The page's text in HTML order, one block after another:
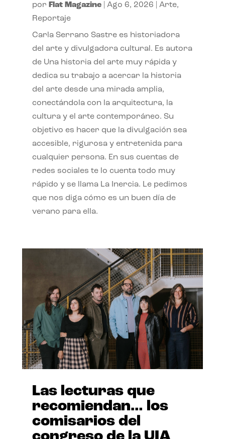
por Flat Magazine| Ago 6, 2026 Arte,
Reportaje
Carla Serrano Sastre es historiadora
del arte y divulgadora cultural. Es autora
de Una historia del arte muy rápida y
dedica su trabajo a acercar la historia
del arte desde una mirada amplia,
conectándola con la arquitectura, la
cultura y el arte contemporáneo. Su
objetivo es hacer que la divulgación sea
accesible, rigurosa y entretenida para
cualquier persona. En sus cuentas de
redes sociales te lo cuenta todo muy
rápido y se llama La Inercia. Le pedimos
que nos diga cómo es un buen día de
verano para ella.
Las lecturas que
recomiendan… los
comisarios del